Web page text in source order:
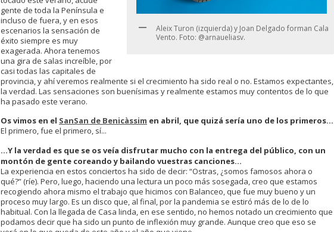
Aleix Turon (izquierda) y Joan Delgado forman Cala
Vento. Foto: @arnaueliasv.
gente de toda la Península e
incluso de fuera, y en esos
escenarios la sensación de
éxito siempre es muy
exagerada. Ahora tenemos
una gira de salas increíble, por
casi todas las capitales de
provincia, y ahí veremos realmente si el crecimiento ha sido real o no. Estamos expectantes,
la verdad. Las sensaciones son buenísimas y realmente estamos muy contentos de lo que
ha pasado este verano.
Os vimos en el SanSan de Benicàssim en abril, que quizá sería uno de los primeros...
El primero, fue el primero, sí...
...Y la verdad es que se os veía disfrutar mucho con la entrega del público, con un
montón de gente coreando y bailando vuestras canciones...
La experiencia en estos conciertos ha sido de decir: “Ostras, ¿somos famosos ahora o
qué?” (ríe). Pero, luego, haciendo una lectura un poco más sosegada, creo que estamos
recogiendo ahora mismo el trabajo que hicimos con Balanceo, que fue muy bueno y un
proceso muy largo. Es un disco que, al final, por la pandemia se estiró más de lo de lo
habitual. Con la llegada de Casa linda, en ese sentido, no hemos notado un crecimiento que
podamos decir que ha sido un punto de inflexión muy grande. Aunque creo que eso se